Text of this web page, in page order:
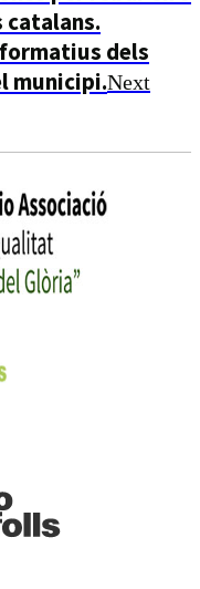
catalans.
dels
municipi.Next